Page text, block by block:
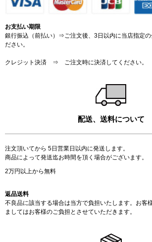
お支払い期限
銀行振込（前払い）⇒ご注文後、3日以内に当店指定の
ださい。
クレジット決済 ⇒ ご注文時に決済してください。
配送、送料について
注文頂いてから 5日営業日以内に発送します。
商品によって発送迄お時間を頂く場合がございます。
2万円以上から無料
返品送料
不良品に該当する場合は当方で負担いたします。お客
ましてはお客様のご負担とさせていただきます。